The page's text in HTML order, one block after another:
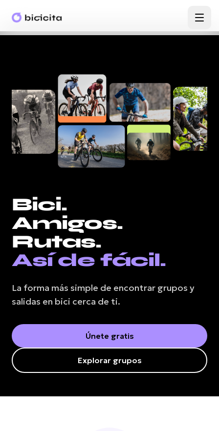
Bici.
Amigos.
Rutas.
Así de fácil.
La forma más simple de encontrar grupos y
salidas en bici cerca de ti.
Únete gratis
Explorar grupos